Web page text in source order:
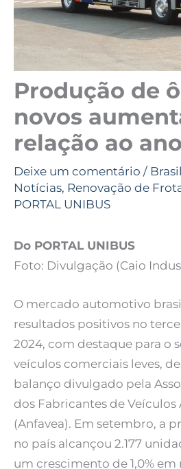
Produção de
novos
relação ao
Deixe um comentário / Brasil
Notícias, Renovação de
PORTAL UNIBUS
Do PORTAL UNIBUS
Foto: Divulgação (Caio
O mercado automotivo
resultados positivos no
2024, com destaque para o
veículos comerciais leves,
balanço divulgado pela
dos Fabricantes de
(Anfavea). Em setembro, a
no país alcançou 2.177
um crescimento de 1,0% em